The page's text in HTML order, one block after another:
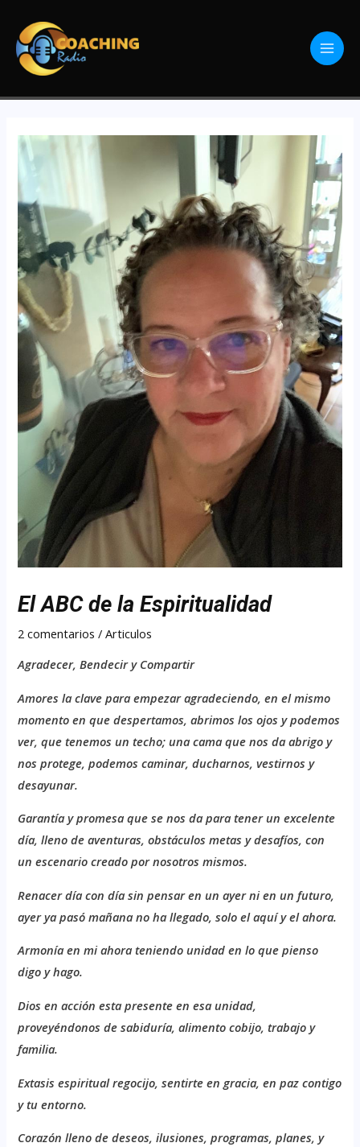
El ABC de la Espiritualidad
2 comentarios /Articulos
Agradecer, Bendecir y Compartir
Amores la clave para empezar agradeciendo, en el mismo
momento en que despertamos, abrimos los ojos y podemos
ver, que tenemos un techo; una cama que nos da abrigo y
nos protege, podemos caminar, ducharnos, vestirnos y
desayunar.
Garantía y promesa que se nos da para tener un excelente
día, lleno de aventuras, obstáculos metas y desafíos, con
un escenario creado por nosotros mismos.
Renacer día con día sin pensar en un ayer ni en un futuro,
ayer ya pasó mañana no ha llegado, solo el aquí y el ahora.
Armonía en mi ahora teniendo unidad en lo que pienso
digo y hago.
Dios en acción esta presente en esa unidad,
proveyéndonos de sabiduría, alimento cobijo, trabajo y
familia.
Extasis espiritual regocijo, sentirte en gracia, en paz contigo
y tu entorno.
Corazón lleno de deseos, ilusiones, programas, planes, y